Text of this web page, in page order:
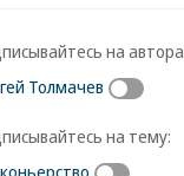
на
Толмачев
на тему: